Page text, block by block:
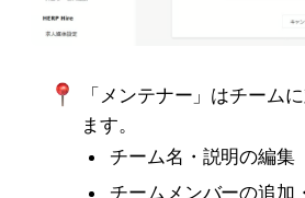
「メンテナー」はチーム
ます。
チーム名・説明の編集
チームメンバーの追加